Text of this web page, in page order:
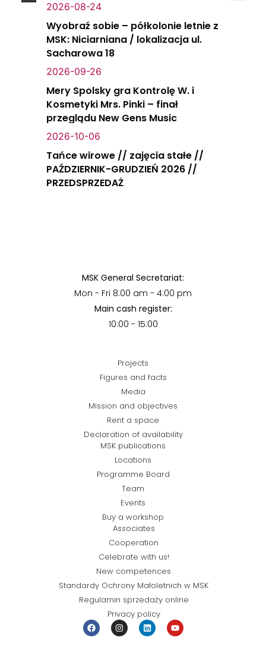
2026-08-24
Wyobraź sobie – półkolonie letnie z
MSK: Niciarniana / lokalizacja ul.
Sacharowa 18
2026-09-26
Mery Spolsky gra Kontrolę W. i
Kosmetyki Mrs. Pinki – finał
przeglądu New Gens Music
2026-10-06
Tańce wirowe // zajęcia stałe //
PAŹDZIERNIK-GRUDZIEŃ 2026 //
PRZEDSPRZEDAŻ
MSK General Secretariat:
Mon - Fri 8:00 am - 4:00 pm
Main cash register:
10:00 - 15:00
Projects
Figures and facts
Media
Mission and objectives
Rent a space
Declaration of availability
MSK publications
Locations
Programme Board
Team
Events
Buy a workshop
Associates
Cooperation
Celebrate with us!
New competences
Standardy Ochrony Małoletnich w MSK
Regulamin sprzedaży online
Privacy policy